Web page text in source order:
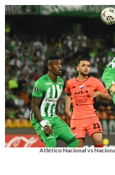
Atlético Nacional vs